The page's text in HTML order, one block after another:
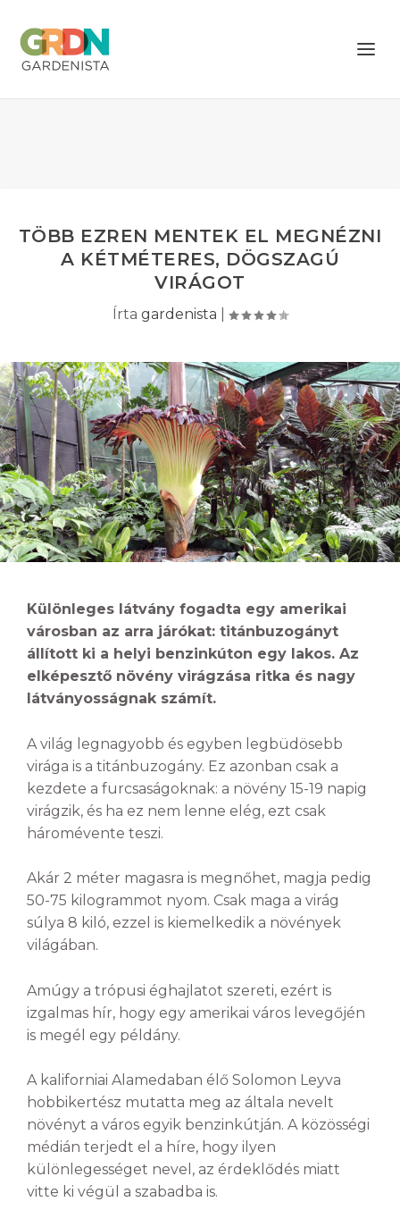
TÖBB EZREN MENTEK EL MEGNÉZNI
A KÉTMÉTERES, DÖGSZAGÚ
VIRÁGOT
Írta gardenista
Különleges látvány fogadta egy amerikai
városban az arra járókat: titánbuzogányt
állított ki a helyi benzinkúton egy lakos. Az
elképesztő növény virágzása ritka és nagy
látványosságnak számít.
A világ legnagyobb és egyben legbüdösebb
virága is a titánbuzogány. Ez azonban csak a
kezdete a furcsaságoknak: a növény 15-19 napig
virágzik, és ha ez nem lenne elég, ezt csak
háromévente teszi.
Akár 2 méter magasra is megnőhet, magja pedig
50-75 kilogrammot nyom. Csak maga a virág
súlya 8 kiló, ezzel is kiemelkedik a növények
világában.
Amúgy a trópusi éghajlatot szereti, ezért is
izgalmas hír, hogy egy amerikai város levegőjén
is megél egy példány.
A kaliforniai Alamedaban élő Solomon Leyva
hobbikertész mutatta meg az általa nevelt
növényt a város egyik benzinkútján. A közösségi
médián terjedt el a híre, hogy ilyen
különlegességet nevel, az érdeklődés miatt
vitte ki végül a szabadba is.